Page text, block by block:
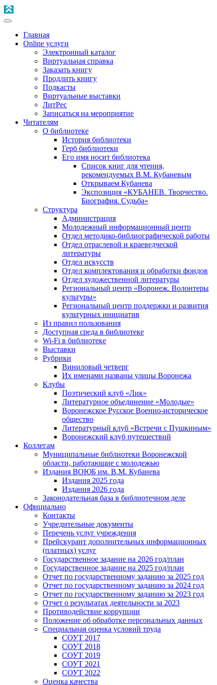
Главная
Online услуги
Электронный каталог
Виртуальная справка
Заказать книгу
Продлить книгу
Подкасты
Виртуальные выставки
ЛитРес
Записаться на мероприятие
Читателям
О библиотеке
История библиотеки
Герб библиотеки
Его имя носит библиотека
Список книг для чтения,
рекомендуемых В.М. Кубаневым
Открываем Кубанева
Экспозиция «КУБАНЕВ. Творчество.
Биография. Судьба»
Структура
Администрация
Молодежный информационный центр
Отдел методико-библиографической работы
Отдел отраслевой и краеведческой
литературы
Отдел искусств
Отдел комплектования и обработки фондов
Отдел художественной литературы
Региональный центр «Воронеж. Волонтеры
культуры»
Региональный центр поддержки и развития
культурных инициатив
Из правил пользования
Доступная среда в библиотеке
Wi-Fi в библиотеке
Выставки
Рубрики
Виниловый четверг
Их именами названы улицы Воронежа
Клубы
Поэтический клуб «Лик»
Литературное объединение «Молодые»
Воронежское Русское Военно-историческое
общество
Литературный клуб «Встречи с Пушкиным»
Воронежский клуб путешествий
Коллегам
Муниципальные библиотеки Воронежской
области, работающие с молодежью
Издания ВОЮБ им. В.М. Кубанева
Издания 2025 года
Издания 2026 года
Законодательная база в библиотечном деле
Официально
Контакты
Учредительные документы
Перечень услуг учреждения
Прейскурант дополнительных информационных
(платных) услуг
Государственное задание на 2026 год/план
Государственное задание на 2025 год/план
Отчет по государственному заданию за 2025 год
Отчет по государственному заданию за 2024 год
Отчет по государственному заданию за 2023 год
Отчет о результатах деятельности за 2023
Противодействие коррупции
Положение об обработке персональных данных
Специальная оценка условий труда
СОУТ 2017
СОУТ 2018
СОУТ 2019
СОУТ 2021
СОУТ 2022
Оценка качества